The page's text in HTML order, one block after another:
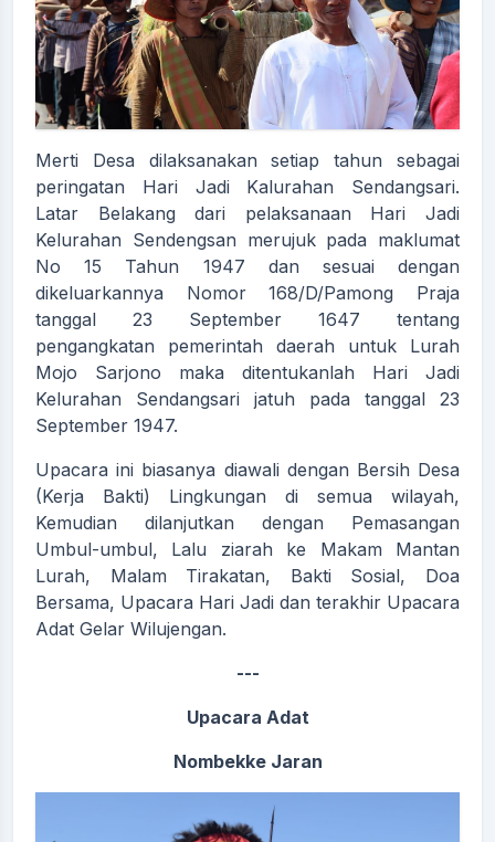
Merti Desa dilaksanakan setiap tahun sebagai
peringatan Hari Jadi Kalurahan Sendangsari.
Latar Belakang dari pelaksanaan Hari Jadi
Kelurahan Sendengsan merujuk pada maklumat
No 15 Tahun 1947 dan sesuai dengan
dikeluarkannya Nomor 168/D/Pamong Praja
tanggal 23 September 1647 tentang
pengangkatan pemerintah daerah untuk Lurah
Mojo Sarjono maka ditentukanlah Hari Jadi
Kelurahan Sendangsari jatuh pada tanggal 23
September 1947.
Upacara ini biasanya diawali dengan Bersih Desa
(Kerja Bakti) Lingkungan di semua wilayah,
Kemudian dilanjutkan dengan Pemasangan
Umbul-umbul, Lalu ziarah ke Makam Mantan
Lurah, Malam Tirakatan, Bakti Sosial, Doa
Bersama, Upacara Hari Jadi dan terakhir Upacara
Adat Gelar Wilujengan.
---
Upacara Adat
Nombekke Jaran